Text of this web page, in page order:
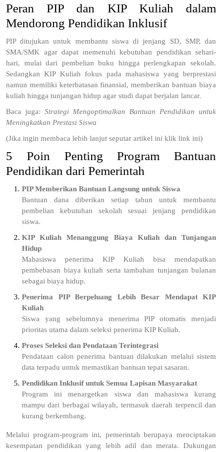
Peran PIP dan KIP Kuliah dalam
Mendorong Pendidikan Inklusif
PIP ditujukan untuk membantu siswa di jenjang SD, SMP, dan
SMA/SMK agar dapat memenuhi kebutuhan pendidikan sehari-
hari, mulai dari pembelian buku hingga perlengkapan sekolah.
Sedangkan KIP Kuliah fokus pada mahasiswa yang berprestasi
namun memiliki keterbatasan finansial, memberikan bantuan biaya
kuliah hingga tunjangan hidup agar studi dapat berjalan lancar.
Baca juga: Strategi Mengoptimalkan Bantuan Pendidikan untuk
Meningkatkan Prestasi Siswa
(Jika ingin membaca lebih lanjut seputar artikel ini klik link ini)
5 Poin Penting Program Bantuan
Pendidikan dari Pemerintah
PIP Memberikan Bantuan Langsung untuk Siswa
Bantuan dana diberikan setiap tahun untuk membantu
pembelian kebutuhan sekolah sesuai jenjang pendidikan
siswa.
KIP Kuliah Menanggung Biaya Kuliah dan Tunjangan
Hidup
Mahasiswa penerima KIP Kuliah bisa mendapatkan
pembebasan biaya kuliah serta tambahan tunjangan bulanan
sebagai biaya hidup.
Penerima PIP Berpeluang Lebih Besar Mendapat KIP
Kuliah
Siswa yang sebelumnya menerima PIP otomatis menjadi
prioritas utama dalam seleksi penerima KIP Kuliah.
Proses Seleksi dan Pendataan Terintegrasi
Pendataan calon penerima bantuan dilakukan melalui sistem
data terpadu untuk memastikan bantuan tepat sasaran.
Pendidikan Inklusif untuk Semua Lapisan Masyarakat
Program ini menargetkan siswa dan mahasiswa kurang
mampu dari berbagai wilayah, termasuk daerah terpencil dan
kurang berkembang.
Melalui program-program ini, pemerintah berupaya menciptakan
kesempatan pendidikan yang lebih adil dan merata. Dukungan